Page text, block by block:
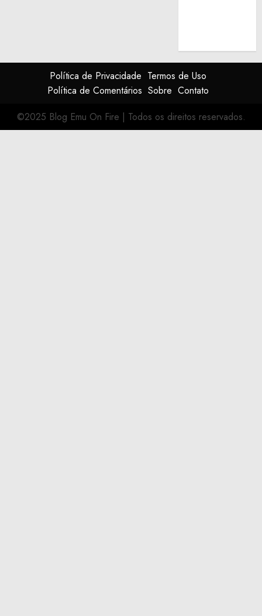
Política de Privacidade Termos de Uso
Política de Comentários Sobre Contato
©2025 Blog Emu On Fire | Todos os direitos reservados.